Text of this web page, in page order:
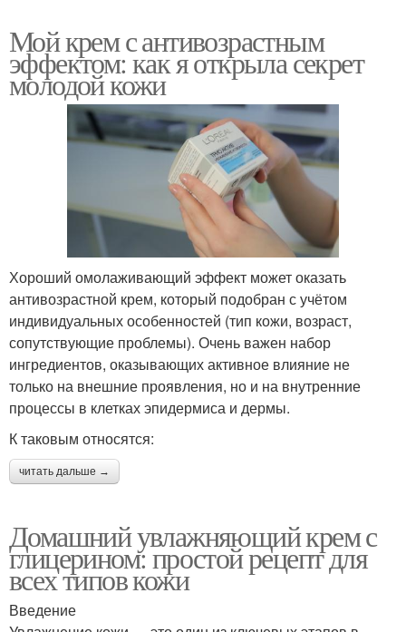
Мой крем с антивозрастным
эффектом: как я открыла секрет
молодой кожи
Хороший омолаживающий эффект может оказать
антивозрастной крем, который подобран с учётом
индивидуальных особенностей (тип кожи, возраст,
сопутствующие проблемы). Очень важен набор
ингредиентов, оказывающих активное влияние не
только на внешние проявления, но и на внутренние
процессы в клетках эпидермиса и дермы.
К таковым относятся:
читать дальше →
Домашний увлажняющий крем с
глицерином: простой рецепт для
всех типов кожи
Введение